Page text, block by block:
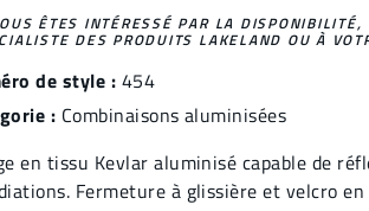
ÊTES INTÉRESSÉ PAR LA
DES PRODUITS LAKELAND OU À
de style : 454
: Combinaisons aluminisées
en tissu Kevlar aluminisé capable de
Fermeture à glissière et velcro